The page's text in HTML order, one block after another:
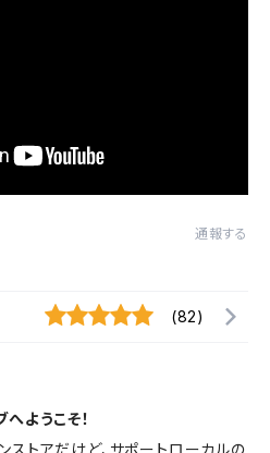
通報する
(82)
ようこそ！
ストアだけど、サポートローカルの